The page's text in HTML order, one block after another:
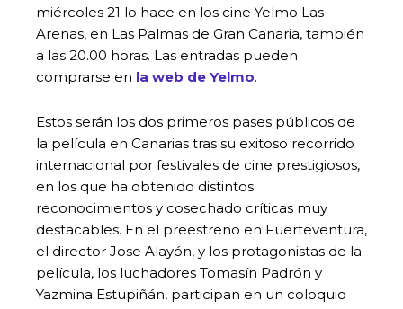
miércoles 21 lo hace en los cine Yelmo Las
Arenas, en Las Palmas de Gran Canaria, también
a las 20.00 horas. Las entradas pueden
comprarse en la web de Yelmo.
Estos serán los dos primeros pases públicos de
la película en Canarias tras su exitoso recorrido
internacional por festivales de cine prestigiosos,
en los que ha obtenido distintos
reconocimientos y cosechado críticas muy
destacables. En el preestreno en Fuerteventura,
el director Jose Alayón, y los protagonistas de la
película, los luchadores Tomasín Padrón y
Yazmina Estupiñán, participan en un coloquio